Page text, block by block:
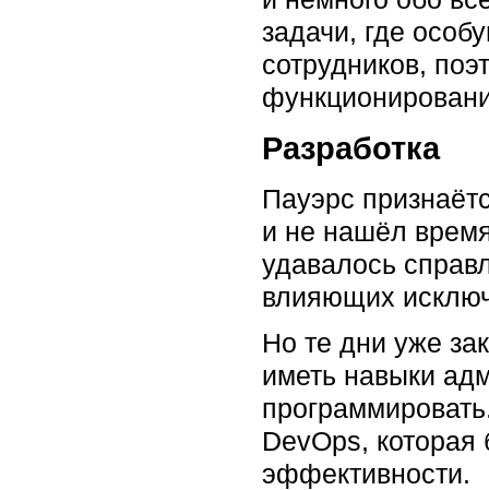
задачи, где
сотрудников,
Разработка
Пауэрс
и не нашёл
удавалось
влияющих
Но те дни уже
иметь навыки
DevOps, которая
эффективности.